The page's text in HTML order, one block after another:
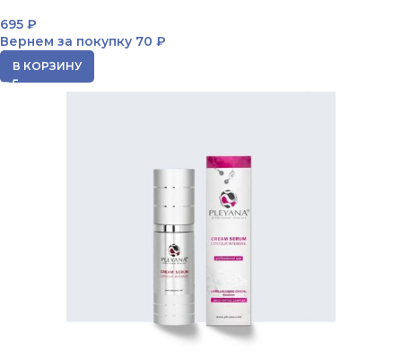
695 ₽
Вернем за покупку 70 ₽
В КОРЗИНУ